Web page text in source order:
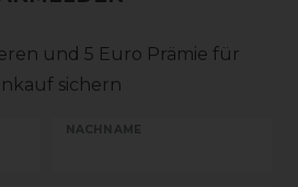
und 5 Euro Prämie für
sichern
NACHNAME